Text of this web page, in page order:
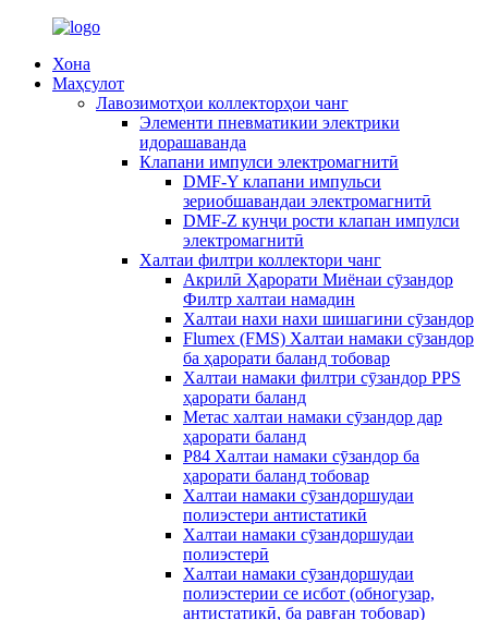
Хона
Маҳсулот
Лавозимотҳои коллекторҳои чанг
Элементи пневматикии электрики
идорашаванда
Клапани импулси электромагнитӣ
DMF-Y клапани импульси
зериобшавандаи электромагнитӣ
DMF-Z кунҷи рости клапан импулси
электромагнитӣ
Халтаи филтри коллектори чанг
Акрилӣ Ҳарорати Миёнаи сӯзандор
Филтр халтаи намадин
Халтаи нахи нахи шишагини сӯзандор
Flumex (FMS) Халтаи намаки сӯзандор
ба ҳарорати баланд тобовар
Халтаи намаки филтри сӯзандор PPS
ҳарорати баланд
Метас халтаи намаки сӯзандор дар
ҳарорати баланд
P84 Халтаи намаки сӯзандор ба
ҳарорати баланд тобовар
Халтаи намаки сӯзандоршудаи
полиэстери антистатикӣ
Халтаи намаки сӯзандоршудаи
полиэстерӣ
Халтаи намаки сӯзандоршудаи
полиэстерии се исбот (обногузар,
антистатикӣ, ба равған тобовар)